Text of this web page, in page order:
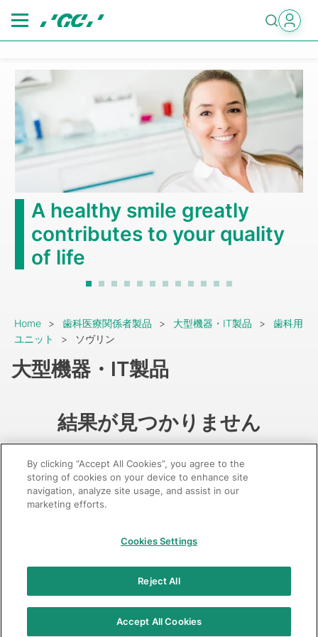
main
A healthy smile greatly
contributes to your quality
of life
Breadcrumb
Home 歯科医療関係者製品 大型機器・IT製品
歯科用
ユニット
ソヴリン
大型機器・IT製品
結果が見つかりません
GC：特定商取引法に基づく表記
無断転載禁止
当サイトの利用条件
個人情報保護方針
クッキーポリシー
透明性に関する指針
クアラルンプール原則対応方針
By clicking “Accept All Cookies”, you agree to the
storing of cookies on your device to enhance site
navigation, analyze site usage, and assist in our
marketing efforts.
Cookies Settings
Reject All
Accept All Cookies